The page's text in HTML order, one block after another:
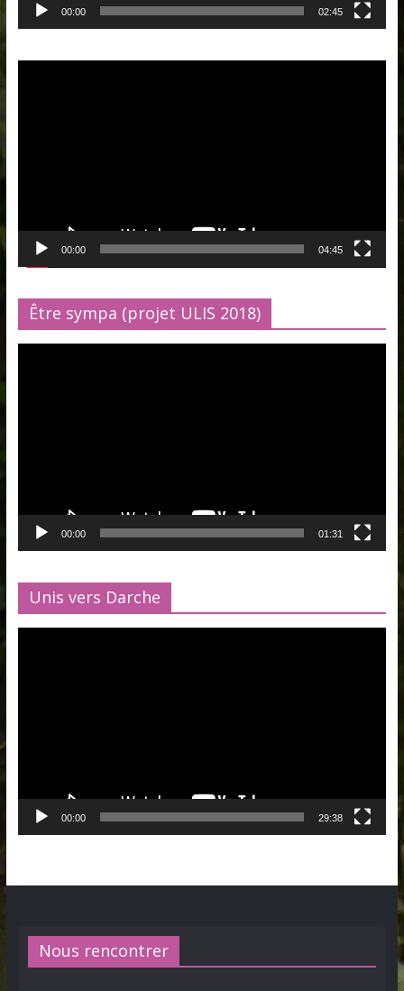
00:00 02:45
00:00 04:45
Être sympa (projet ULIS 2018)
00:00 01:31
Unis vers Darche
00:00 29:38
Nous rencontrer